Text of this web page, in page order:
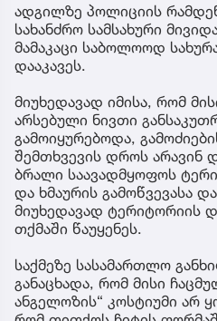
ადგილზე პოლიციის
სახანძრო სამსახური
მამაკაცი საბოლოოდ
დააკავეს.
მიუხედავად იმისა, რომ
არსებული ნივთი
გამოიყურებოდა,
შემთხვევის დროს არავინ
ბრალი საავადმყოფოს
და ხმაურის გამოწვევასა
მიუხედავად ტერიტორიის
თქმაში წაუყენეს.
საქმეზე სასამართლო
განაცხადა, რომ მისი
ანგელოზის“ კოსტიუმი არ